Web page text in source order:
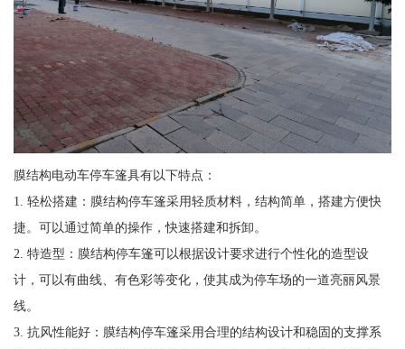
膜结构电动车停车篷具有以下特点：
1. 轻松搭建：膜结构停车篷采用轻质材料，结构简单，搭建方便快
捷。可以通过简单的操作，快速搭建和拆卸。
2. 特造型：膜结构停车篷可以根据设计要求进行个性化的造型设
计，可以有曲线、有色彩等变化，使其成为停车场的一道亮丽风景
线。
3. 抗风性能好：膜结构停车篷采用合理的结构设计和稳固的支撑系